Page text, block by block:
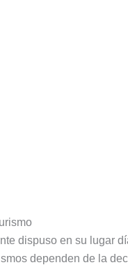
dispuso en su lugar
dependen de la